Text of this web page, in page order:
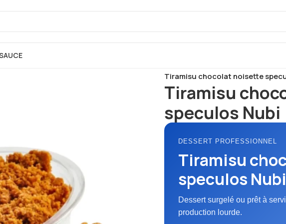
Tiramisu chocolat noisette
Tiramisu
speculos Nubi
DESSERT PROFESSIONNEL
Tiramisu
speculos
Dessert surgelé ou prêt à
production lourde.